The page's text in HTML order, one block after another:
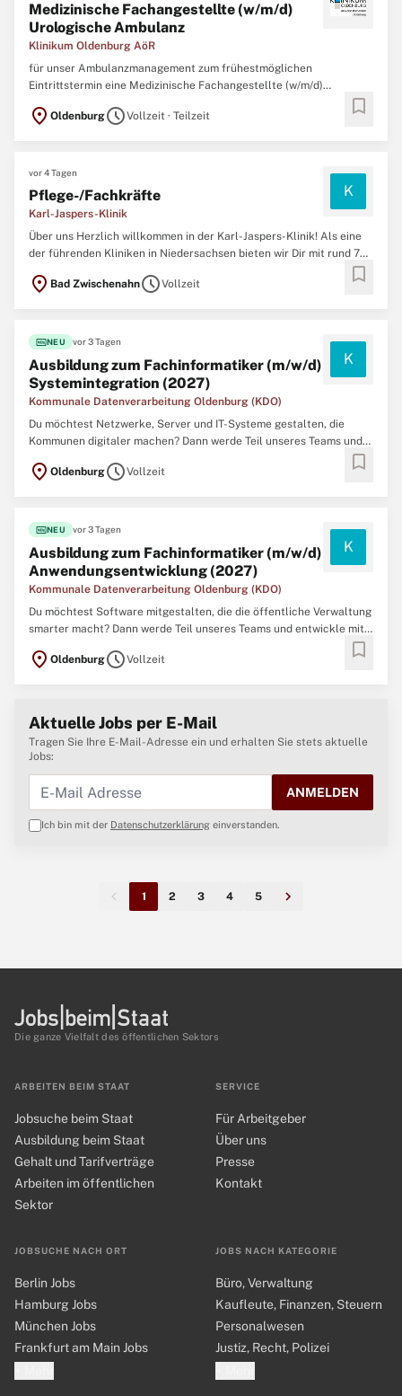
Medizinische Fachangestellte (w/m/d)
Urologische Ambulanz
Klinikum Oldenburg AöR
für unser Ambulanzmanagement zum frühestmöglichen
Eintrittstermin eine Medizinische Fachangestellte (w/m/d)
möchten in der Urologischen Ambulanz am Klinikum Oldenburg
location_on OldenburgscheduleVollzeit · Teilzeit bookmark
vor 4 Tagen
Pflege-/Fachkräfte
Karl-Jaspers-Klinik
K
Über uns Herzlich willkommen in der Karl-Jaspers-Klinik! Als eine
der führenden Kliniken in Niedersachsen bieten wir Dir mit rund 700
Betten ein umfassendes Spektrum, von Suchtmedizin über Forensik
bis zur Gerontopsychiatrie. Du wirst Teil eines großen, stabilen
location_on Bad ZwischenahnscheduleVollzeit bookmark
fiber_newNEU vor 3 Tagen
Ausbildung zum Fachinformatiker (m/w/d)
Systemintegration (2027)
Kommunale Datenverarbeitung Oldenburg (KDO)
K
Du möchtest Netzwerke, Server und IT-Systeme gestalten, die
Kommunen digitaler machen? Dann werde Teil unseres Teams und
entwickle mit uns die digitalen Lösungen von morgen! Bei der KDO
verbindest du Theorie mit Praxis und gestaltest deine Zukunft aktiv
location_on OldenburgscheduleVollzeit bookmark
fiber_newNEU vor 3 Tagen
Ausbildung zum Fachinformatiker (m/w/d)
Anwendungsentwicklung (2027)
Kommunale Datenverarbeitung Oldenburg (KDO)
K
Du möchtest Software mitgestalten, die die öffentliche Verwaltung
smarter macht? Dann werde Teil unseres Teams und entwickle mit
uns die digitalen Lösungen von morgen! Bei der KDO verbindest du
Theorie mit Praxis und gestaltest deine Zukunft aktiv mit – in einem
location_on OldenburgscheduleVollzeit bookmark
Aktuelle Jobs per E-Mail
Tragen Sie Ihre E-Mail-Adresse ein und erhalten Sie stets aktuelle
Jobs:
ANMELDEN
Ich bin mit der Datenschutzerklärung einverstanden.
1 2 3 4 5
Die ganze Vielfalt des öffentlichen Sektors
ARBEITEN BEIM STAAT
Jobsuche beim Staat
Ausbildung beim Staat
Gehalt und Tarifverträge
Arbeiten im öffentlichen
Sektor
JOBSUCHE NACH ORT
Berlin Jobs
Hamburg Jobs
München Jobs
Frankfurt am Main Jobs
JOBS NACH KATEGORIE
Büro, Verwaltung
Kaufleute, Finanzen, Steuern
Personalwesen
Justiz, Recht, Polizei
SERVICE
Für Arbeitgeber
Über uns
Presse
Kontakt